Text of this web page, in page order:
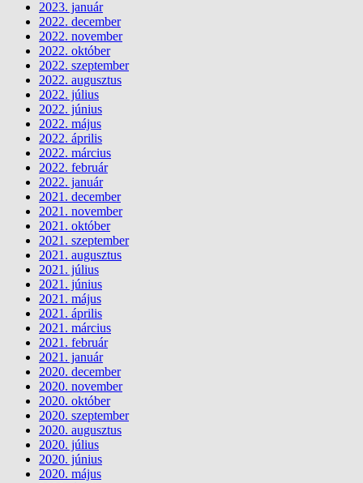
2023. január
2022. december
2022. november
2022. október
2022. szeptember
2022. augusztus
2022. július
2022. június
2022. május
2022. április
2022. március
2022. február
2022. január
2021. december
2021. november
2021. október
2021. szeptember
2021. augusztus
2021. július
2021. június
2021. május
2021. április
2021. március
2021. február
2021. január
2020. december
2020. november
2020. október
2020. szeptember
2020. augusztus
2020. július
2020. június
2020. május